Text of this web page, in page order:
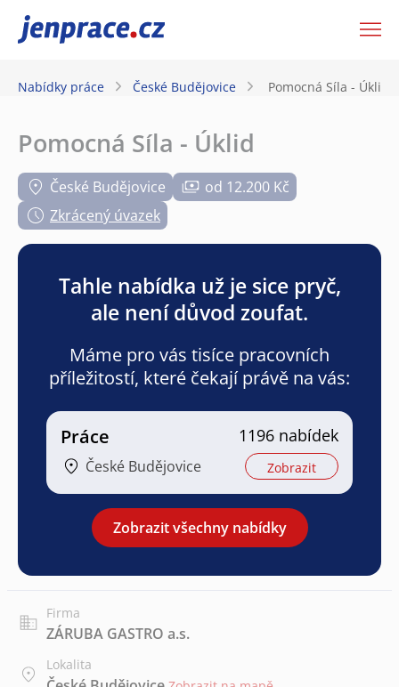
JenPráce.cz
Nabídky práce České Budějovice Pomocná Síla - Úklid
Pomocná Síla - Úklid
České Budějovice
od 12.200 Kč
Zkrácený úvazek
Tahle nabídka už je sice pryč,
ale není důvod zoufat.
Máme pro vás tisíce pracovních
příležitostí, které čekají právě na vás:
Práce
České Budějovice
1196 nabídek
Zobrazit
Zobrazit všechny nabídky
Firma
ZÁRUBA GASTRO a.s.
Lokalita